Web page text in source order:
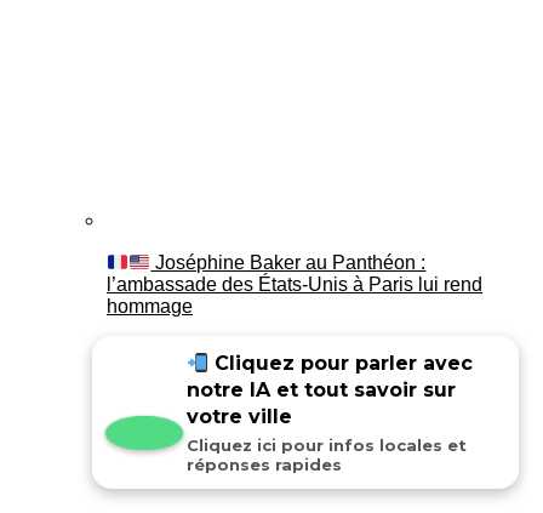
Joséphine Baker au Panthéon :
l’ambassade des États-Unis à Paris lui rend
hommage
Cliquez pour parler avec
notre IA et tout savoir sur
votre ville
Cliquez ici pour infos locales et
réponses rapides